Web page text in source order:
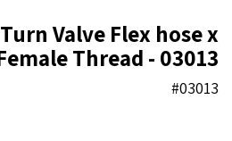
Valve Flex hose x
Thread - 03013
#03013